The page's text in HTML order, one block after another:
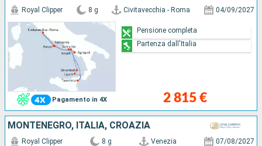
Pagamento in 4X
Royal Clipper 8 g Civitavecchia - Roma 04/09/2027
2 815 €
Pensione completa
Partenza dall'Italia
MONTENEGRO, ITALIA, CROAZIA
Royal Clipper 8 g Venezia 07/08/2027